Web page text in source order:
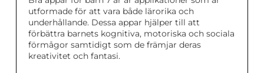
utformade för att vara både lärorika och
underhållande. Dessa appar hjälper till att
förbättra barnets kognitiva, motoriska och sociala
förmågor samtidigt som de främjar deras
kreativitet och fantasi.